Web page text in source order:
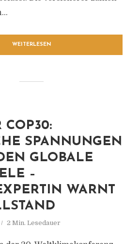
WEITERLESEN
COP30:
SPANNUNGEN
GLOBALE
–
WARNT
2 Min. Lesedauer